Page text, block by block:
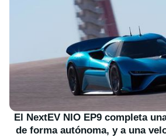
El NextEV NIO EP9 completa
de forma autónoma, y a una